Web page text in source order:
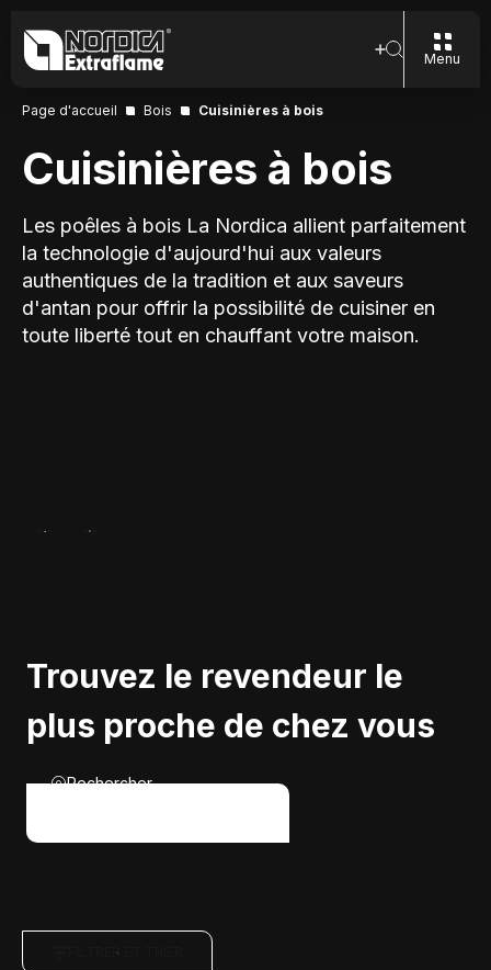
Menu
Page d'accueil Bois Cuisinières à bois
Cuisinières à bois
Les poêles à bois La Nordica allient parfaitement
la technologie d'aujourd'hui aux valeurs
authentiques de la tradition et aux saveurs
d'antan pour offrir la possibilité de cuisiner en
toute liberté tout en chauffant votre maison.
Trouvez le revendeur le
plus proche de chez vous
Rechercher
FILTRER ET TRIER